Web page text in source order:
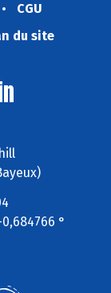
CGU
du site
°